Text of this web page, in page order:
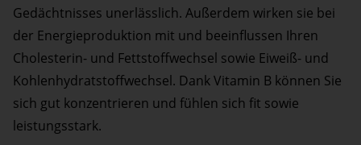
Gedächtnisses unerlässlich. Außerdem wirken sie bei
der Energieproduktion mit und beeinflussen Ihren
Cholesterin- und Fettstoffwechsel sowie Eiweiß- und
Kohlenhydratstoffwechsel. Dank Vitamin B können Sie
sich gut konzentrieren und fühlen sich fit sowie
leistungsstark.